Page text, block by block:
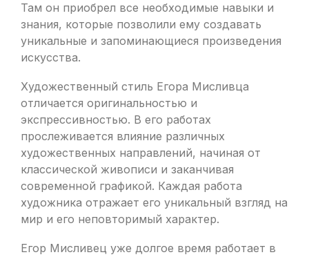
Там он приобрел все необходимые навыки и
знания, которые позволили ему создавать
уникальные и запоминающиеся произведения
искусства.
Художественный стиль Егора Мисливца
отличается оригинальностью и
экспрессивностью. В его работах
прослеживается влияние различных
художественных направлений, начиная от
классической живописи и заканчивая
современной графикой. Каждая работа
художника отражает его уникальный взгляд на
мир и его неповторимый характер.
Егор Мисливец уже долгое время работает в